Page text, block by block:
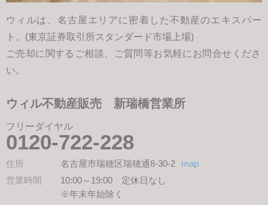
ウィルは、名古屋エリアに密着した不動産のエキスパー
ト。(東京証券取引所スタンダード市場上場)
ご売却に関するご相談、ご質問等お気軽にお問合せくださ
い。
ウィル不動産販売 新瑞橋営業所
フリーダイヤル
0120-722-228
住所 名古屋市瑞穂区瑞穂通8-30-2
map
営業時間
10:00～19:00 定休日なし
※年末年始除く